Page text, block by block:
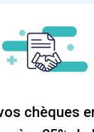
chèques